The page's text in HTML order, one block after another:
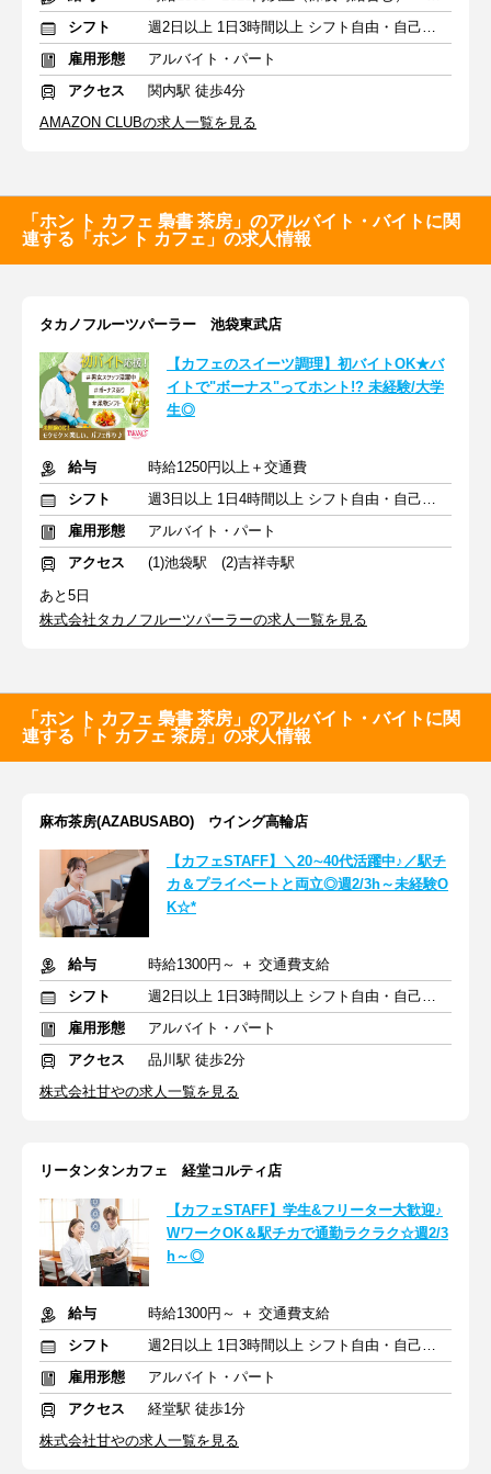
シフト
週2日以上 1日3時間以上 シフト自由・自己申告
雇用形態
アルバイト・パート
アクセス
関内駅 徒歩4分
AMAZON CLUBの求人一覧を見る
「ホン ト カフェ 梟書 茶房」のアルバイト・バイトに関
連する「ホン ト カフェ」の求人情報
タカノフルーツパーラー 池袋東武店
【カフェのスイーツ調理】初バイトOK★バ
イトで"ボーナス"ってホント!? 未経験/大学
生◎
給与
時給1250円以上＋交通費
シフト
週3日以上 1日4時間以上 シフト自由・自己申告
雇用形態
アルバイト・パート
アクセス
(1)池袋駅 (2)吉祥寺駅
あと5日
株式会社タカノフルーツパーラーの求人一覧を見る
「ホン ト カフェ 梟書 茶房」のアルバイト・バイトに関
連する「ト カフェ 茶房」の求人情報
麻布茶房(AZABUSABO) ウイング高輪店
【カフェSTAFF】＼20∼40代活躍中♪／駅チ
カ＆プライベートと両立◎週2/3h～未経験O
K☆*
給与
時給1300円～ ＋ 交通費支給
シフト
週2日以上 1日3時間以上 シフト自由・自己申告
雇用形態
アルバイト・パート
アクセス
品川駅 徒歩2分
株式会社甘やの求人一覧を見る
リータンタンカフェ 経堂コルティ店
【カフェSTAFF】学生&フリーター大歓迎♪
WワークOK＆駅チカで通勤ラクラク☆週2/3
h～◎
給与
時給1300円～ ＋ 交通費支給
シフト
週2日以上 1日3時間以上 シフト自由・自己申告
雇用形態
アルバイト・パート
アクセス
経堂駅 徒歩1分
株式会社甘やの求人一覧を見る